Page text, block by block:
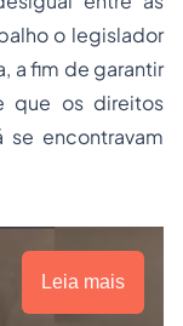
o legislador
a fim de garantir
que os direitos
se encontravam
Leia mais